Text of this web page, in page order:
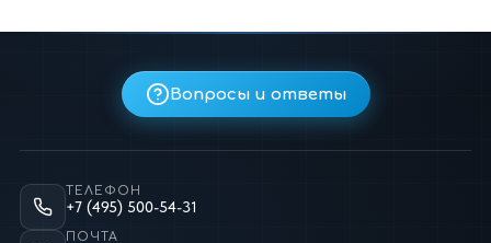
Вопросы и ответы
ТЕЛЕФОН
+7 (495) 500-54-31
ПОЧТА